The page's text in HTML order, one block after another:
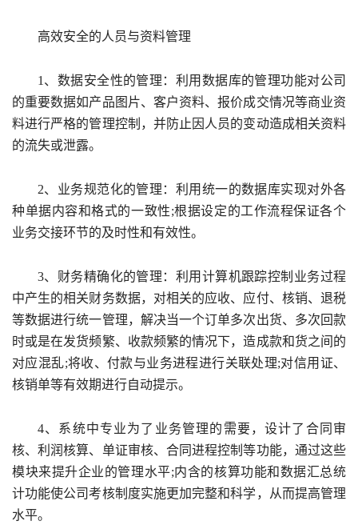
高效安全的人员与资料管理
1、数据安全性的管理：利用数据库的管理功能对公司
的重要数据如产品图片、客户资料、报价成交情况等商业资
料进行严格的管理控制，并防止因人员的变动造成相关资料
的流失或泄露。
2、业务规范化的管理：利用统一的数据库实现对外各
种单据内容和格式的一致性;根据设定的工作流程保证各个
业务交接环节的及时性和有效性。
3、财务精确化的管理：利用计算机跟踪控制业务过程
中产生的相关财务数据，对相关的应收、应付、核销、退税
等数据进行统一管理，解决当一个订单多次出货、多次回款
时或是在发货频繁、收款频繁的情况下，造成款和货之间的
对应混乱;将收、付款与业务进程进行关联处理;对信用证、
核销单等有效期进行自动提示。
4、系统中专业为了业务管理的需要，设计了合同审
核、利润核算、单证审核、合同进程控制等功能，通过这些
模块来提升企业的管理水平;内含的核算功能和数据汇总统
计功能使公司考核制度实施更加完整和科学，从而提高管理
水平。